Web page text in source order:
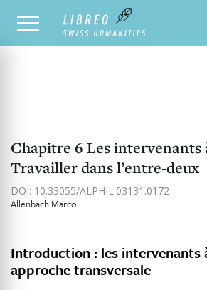
NOTRE CATALOGUE
Chapitre 6 Les intervenants
Travailler dans l’entre-deux
DOI: 10.33055/ALPHIL.03131.0172
Allenbach Marco
Introduction : les intervenants
approche transversale